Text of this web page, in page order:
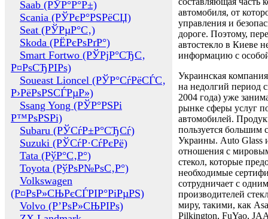
Saab (РЎР°Р°Р±)
Scania (РЎРєР°РЅРёСЏ)
Seat (РЎРµР°С‚)
Skoda (РЁРєРѕРґР°)
Smart Fortwo (РЎРјР°СЂС‚
Р¤РѕСЂРІРѕ)
Soueast Lioncel (РЎР°СѓРёСЃС‚
Р›РёРѕРЅСЃРµР»)
Ssang Yong (РЎР°РЅРі
Р™РѕРЅРі)
Subaru (РЎСѓР±Р°СЂСѓ)
Suzuki (РЎСѓР·СѓРєРё)
Tata (РўР°С‚Р°)
Toyota (РўРѕР№РѕС‚Р°)
Volkswagen
(Р¤РѕР»СЊРєСЃРІР°РіРµРЅ)
Volvo (Р’РѕР»СЊРІРѕ)
автомобиля, от
управления и
дороге. Поэтому,
автостекло в Киеве
информацию с
Украинская
на недолгий период
2004 года) уже
рынке сферы услуг
автомобилей.
пользуется большим
Украины. Auto Glass
отношения с
стекол, которые
необходимые
сотрудничает с
производителей
миру, такими, как
Pilkington, FuYao,